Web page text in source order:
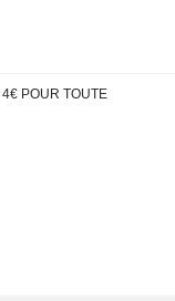
4€ POUR TOUTE